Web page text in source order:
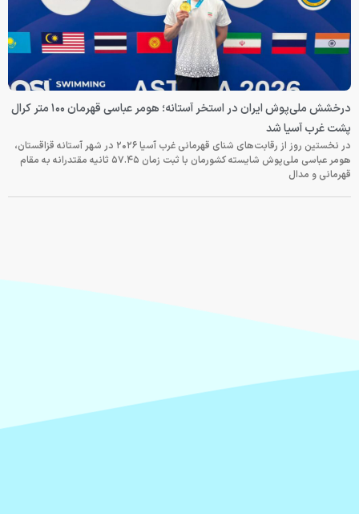
درخشش ملی‌پوش ایران در استخر آستانه؛ هومر عباسی قهرمان ۱۰۰ متر کرال
پشت غرب آسیا شد
در نخستین روز از رقابت‌های شنای قهرمانی غرب آسیا ۲۰۲۶ در شهر آستانه قزاقستان،
هومر عباسی ملی‌پوش شایسته کشورمان با ثبت زمان ۵۷.۴۵ ثانیه مقتدرانه به مقام
قهرمانی و مدال